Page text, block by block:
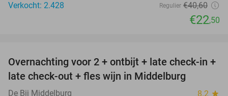
Verkocht: 2.428
Regulier €40,60
€22,50
52%
Overnachting voor 2 + ontbijt + late check-in +
late check-out + fles wijn in Middelburg
De Bij Middelburg 8.2 star